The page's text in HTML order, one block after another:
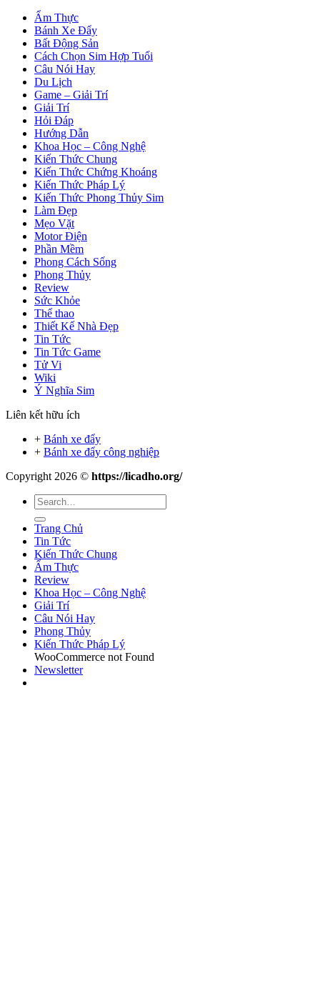
Ẩm Thực
Bánh Xe Đẩy
Bất Động Sản
Cách Chọn Sim Hợp Tuổi
Câu Nói Hay
Du Lịch
Game – Giải Trí
Giải Trí
Hỏi Đáp
Hướng Dẫn
Khoa Học – Công Nghệ
Kiến Thức Chung
Kiến Thức Chứng Khoáng
Kiến Thức Pháp Lý
Kiến Thức Phong Thủy Sim
Làm Đẹp
Mẹo Vặt
Motor Điện
Phần Mềm
Phong Cách Sống
Phong Thủy
Review
Sức Khỏe
Thể thao
Thiết Kế Nhà Đẹp
Tin Tức
Tin Tức Game
Tử Vi
Wiki
Ý Nghĩa Sim
Liên kết hữu ích
+ Bánh xe đẩy
+ Bánh xe đẩy công nghiệp
Copyright 2026 © https://licadho.org/
Trang Chủ
Tin Tức
Kiến Thức Chung
Ẩm Thực
Review
Khoa Học – Công Nghệ
Giải Trí
Câu Nói Hay
Phong Thủy
Kiến Thức Pháp Lý
WooCommerce not Found
Newsletter